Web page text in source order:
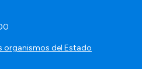
organismos del Estado